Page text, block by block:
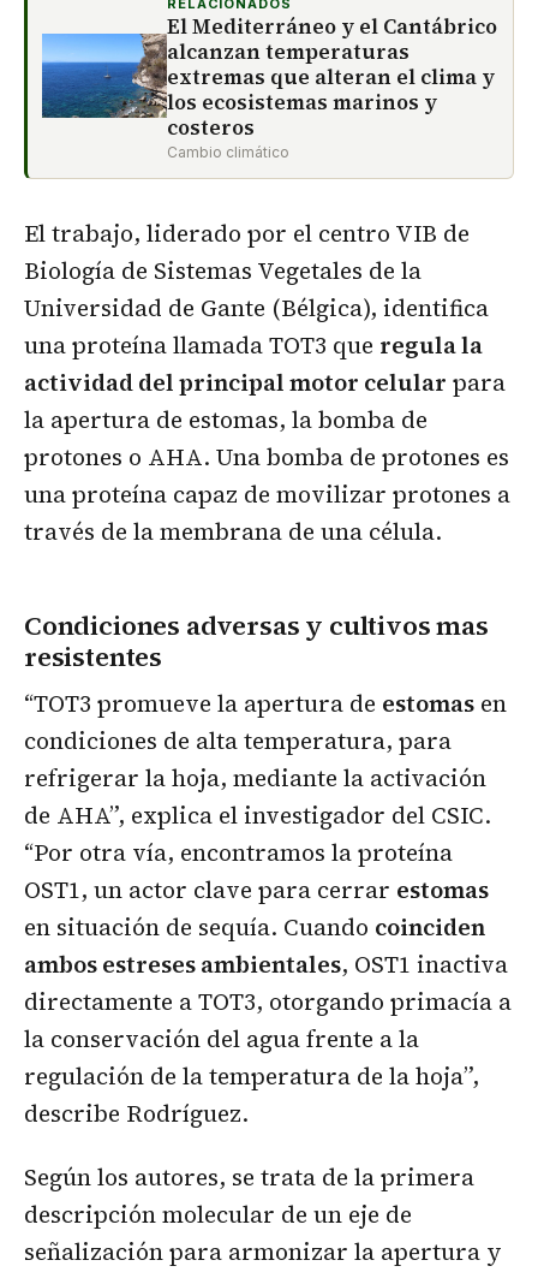
RELACIONADOS
El Mediterráneo y el Cantábrico
alcanzan temperaturas
extremas que alteran el clima y
los ecosistemas marinos y
costeros
Cambio climático
El trabajo, liderado por el centro VIB de
Biología de Sistemas Vegetales de la
Universidad de Gante (Bélgica), identifica
una proteína llamada TOT3 que regula la
actividad del principal motor celular para
la apertura de estomas, la bomba de
protones o AHA. Una bomba de protones es
una proteína capaz de movilizar protones a
través de la membrana de una célula.
Condiciones adversas y cultivos mas
resistentes
“TOT3 promueve la apertura de estomas en
condiciones de alta temperatura, para
refrigerar la hoja, mediante la activación
de AHA”, explica el investigador del CSIC.
“Por otra vía, encontramos la proteína
OST1, un actor clave para cerrar estomas
en situación de sequía. Cuando coinciden
ambos estreses ambientales, OST1 inactiva
directamente a TOT3, otorgando primacía a
la conservación del agua frente a la
regulación de la temperatura de la hoja”,
describe Rodríguez.
Según los autores, se trata de la primera
descripción molecular de un eje de
señalización para armonizar la apertura y